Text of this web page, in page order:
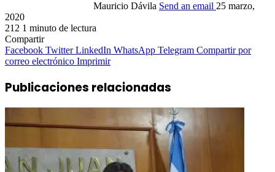
Mauricio Dávila Send an email 25 marzo,
2020
212 1 minuto de lectura
Compartir
Facebook Twitter LinkedIn WhatsApp Telegram Compartir por
correo electrónico Imprimir
Publicaciones relacionadas